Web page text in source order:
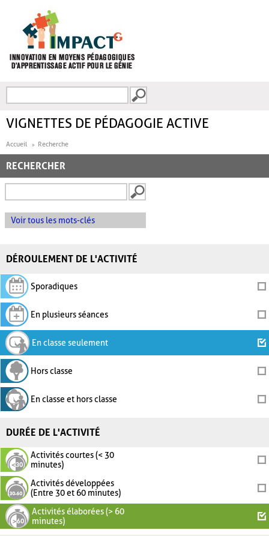
FORMULAIRE DE
VIGNETTES DE PÉDAGOGIE ACTIVE
Accueil Recherche
RECHERCHER
Voir tous les mots-clés
DÉROULEMENT DE L'ACTIVITÉ
Sporadiques
En plusieurs séances
En classe seulement
Hors classe
En classe et hors classe
DURÉE DE L'ACTIVITÉ
Activités courtes (< 30
minutes)
Activités développées
(Entre 30 et 60 minutes)
Activités élaborées (> 60
minutes)